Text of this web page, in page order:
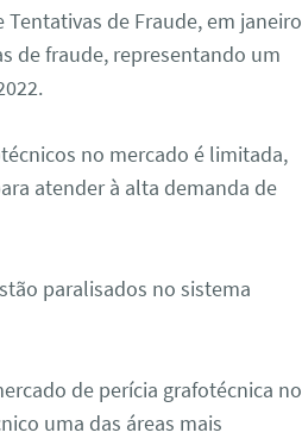
de Fraude, em janeiro
de fraude, representando um
no mercado é limitada,
atender à alta demanda de
paralisados no sistema
de perícia grafotécnica no
uma das áreas mais